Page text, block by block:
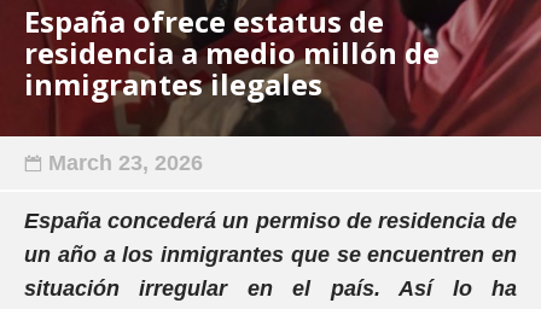
España ofrece estatus de
residencia a medio millón de
inmigrantes ilegales
March 23, 2026
España concederá un permiso de residencia de
un año a los inmigrantes que se encuentren en
situación irregular en el país. Así lo ha